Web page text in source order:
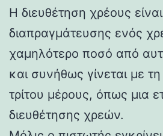
Η διευθέτηση χρέους
διαπραγμάτευσης ενός
χαμηλότερο ποσό από
και συνήθως γίνεται με
τρίτου μέρους, όπως μια
διευθέτησης χρεών.